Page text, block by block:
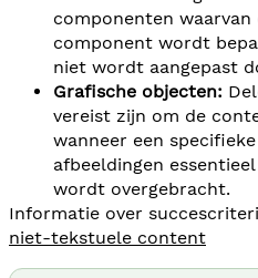
componenten waarvan
component wordt
niet wordt aangepast
Grafische objecten:
vereist zijn om de
wanneer een
afbeeldingen
wordt overgebracht.
Informatie over
niet-tekstuele content